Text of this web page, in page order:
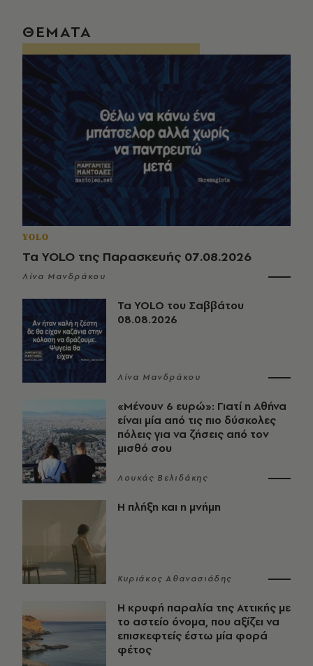
ΘΕΜΑΤΑ
YOLO
Τα YOLO της Παρασκευής 07.08.2026
Λίνα Μανδράκου
Τα YOLO του Σαββάτου
08.08.2026
Λίνα Μανδράκου
«Μένουν 6 ευρώ»: Γιατί η Αθήνα
είναι μία από τις πιο δύσκολες
πόλεις για να ζήσεις από τον
μισθό σου
Λουκάς Βελιδάκης
Η πλήξη και η μνήμη
Κυριάκος Αθανασιάδης
Η κρυφή παραλία της Αττικής με
το αστείο όνομα, που αξίζει να
επισκεφτείς έστω μία φορά
φέτος